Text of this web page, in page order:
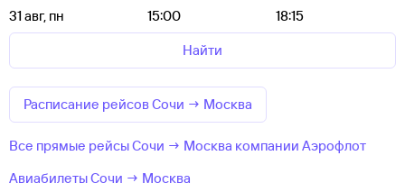
31 авг, пн 15:00
18:15
Найти
Расписание рейсов Сочи → Москва
Все прямые рейсы Сочи → Москва компании Аэрофлот
Авиабилеты Сочи → Москва